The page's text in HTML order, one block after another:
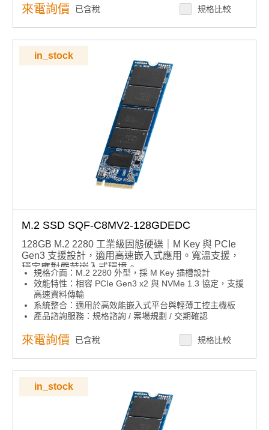
來電詢價 已含稅 規格比較
in_stock
M.2 SSD SQF-C8MV2-128GDEDC
128GB M.2 2280 工業級固態硬碟｜M Key 與 PCIe
Gen3 支援設計，適用高速嵌入式應用。寬溫支援，
穩定應對嚴苛嵌入式環境。
規格介面：M.2 2280 外型，採 M Key 插槽設計
效能特性：相容 PCIe Gen3 x2 與 NVMe 1.3 協定，支援
高速資料傳輸
系統整合：適用於高效能嵌入式平台與輕薄工控主機板
產品諮詢服務：規格諮詢 / 案場規劃 / 交期確認
來電詢價 已含稅 規格比較
in_stock